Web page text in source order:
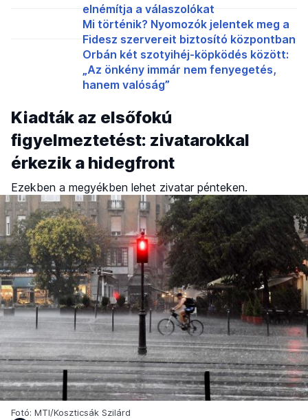
elnémítja a válaszolókat
Mi történik? Nyomozók jelentek meg a
Fidesz szervereit biztosító központban
Orbán két szotyihéj-köpködés között:
„Az önkény immár nem fenyegetés,
hanem valóság”
Kiadták az elsőfokú
figyelmeztetést: zivatarokkal
érkezik a hidegfront
Ezekben a megyékben lehet zivatar pénteken.
Fotó: MTI/Koszticsák Szilárd